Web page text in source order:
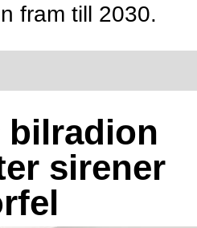
fram till 2030.
bilradion
sirener